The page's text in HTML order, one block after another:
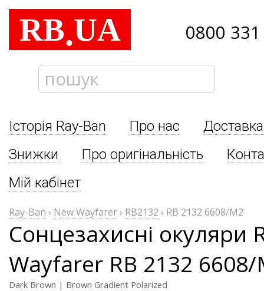
RB.UA 0800
Історія Ray-Ban Про нас
Знижки
Про оригінальність
Мій кабінет
Ray-Ban › New Wayfarer› RB2132 › RB 2132 6608/M2
Сонцезахисні окуляри
Wayfarer RB 2132 6608/
Dark Brown | Brown Gradient Polarized